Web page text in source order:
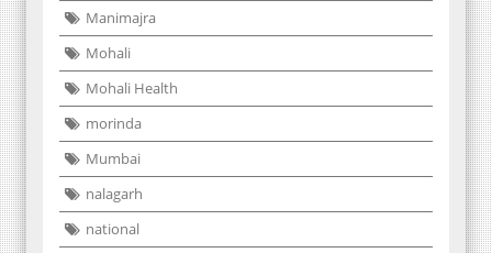
Manimajra
Mohali
Mohali Health
morinda
Mumbai
nalagarh
national